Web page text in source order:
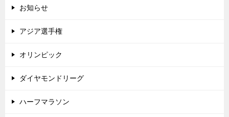
お知らせ
アジア選手権
オリンピック
ダイヤモンドリーグ
ハーフマラソン